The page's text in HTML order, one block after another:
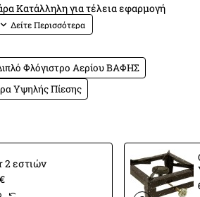
Κατάλληλη για τέλεια εφαρμογή
Αντοχής και Ασφάλειας,
Φλόγιστρο Αερίου ΒΑΦΗΣ
Υψηλής Πίεσης
2 εστιών